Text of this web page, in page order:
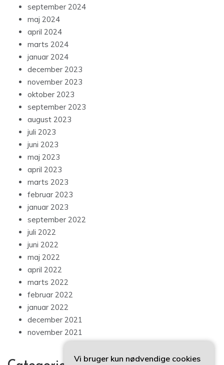
september 2024
maj 2024
april 2024
marts 2024
januar 2024
december 2023
november 2023
oktober 2023
september 2023
august 2023
juli 2023
juni 2023
maj 2023
april 2023
marts 2023
februar 2023
januar 2023
september 2022
juli 2022
juni 2022
maj 2022
april 2022
marts 2022
februar 2022
januar 2022
december 2021
november 2021
Vi bruger kun nødvendige cookies